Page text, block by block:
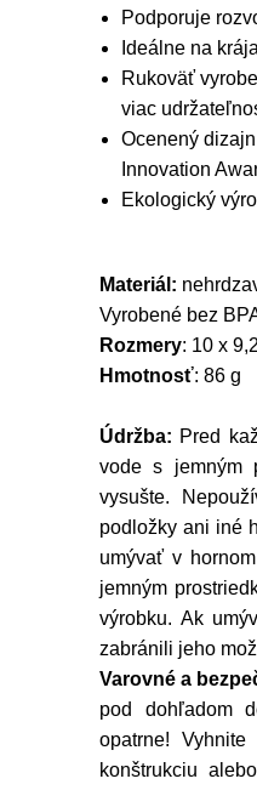
Podporuje
Ideálne na
Rukoväť
viac
Ocenený
Innovation
Ekologický
Materiál:
Vyrobené bez
Rozmery: 10 x
Hmotnosť: 86 g
Údržba: Pred
vode s jemným
vysušte.
podložky ani iné
umývať v
jemným
výrobku. Ak
zabránili jeho
Varovné a
pod dohľadom
opatrne!
konštrukciu